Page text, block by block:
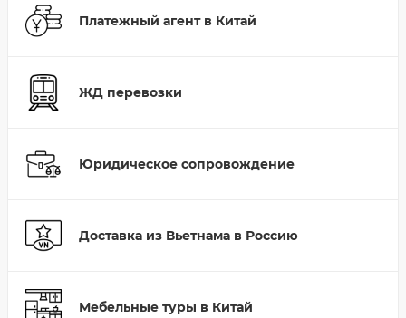
Платежный агент в Китай
ЖД перевозки
Юридическое сопровождение
Доставка из Вьетнама в Россию
Мебельные туры в Китай